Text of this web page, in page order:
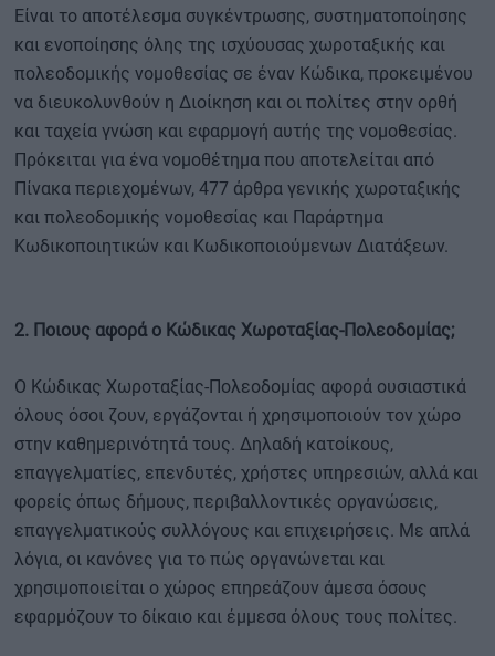
Είναι το αποτέλεσμα συγκέντρωσης, συστηματοποίησης
και ενοποίησης όλης της ισχύουσας χωροταξικής και
πολεοδομικής νομοθεσίας σε έναν Κώδικα, προκειμένου
να διευκολυνθούν η Διοίκηση και οι πολίτες στην ορθή
και ταχεία γνώση και εφαρμογή αυτής της νομοθεσίας.
Πρόκειται για ένα νομοθέτημα που αποτελείται από
Πίνακα περιεχομένων, 477 άρθρα γενικής χωροταξικής
και πολεοδομικής νομοθεσίας και Παράρτημα
Κωδικοποιητικών και Κωδικοποιούμενων Διατάξεων.
2. Ποιους αφορά ο Κώδικας Χωροταξίας-Πολεοδομίας;
Ο Κώδικας Χωροταξίας-Πολεοδομίας αφορά ουσιαστικά
όλους όσοι ζουν, εργάζονται ή χρησιμοποιούν τον χώρο
στην καθημερινότητά τους. Δηλαδή κατοίκους,
επαγγελματίες, επενδυτές, χρήστες υπηρεσιών, αλλά και
φορείς όπως δήμους, περιβαλλοντικές οργανώσεις,
επαγγελματικούς συλλόγους και επιχειρήσεις. Με απλά
λόγια, οι κανόνες για το πώς οργανώνεται και
χρησιμοποιείται ο χώρος επηρεάζουν άμεσα όσους
εφαρμόζουν το δίκαιο και έμμεσα όλους τους πολίτες.